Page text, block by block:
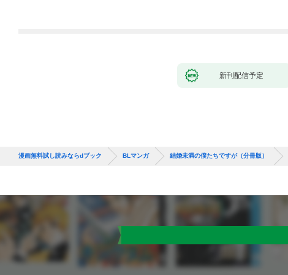
新刊配信予定
漫画無料試し読みならdブック BLマンガ 結婚未満の僕たちですが（分冊版）